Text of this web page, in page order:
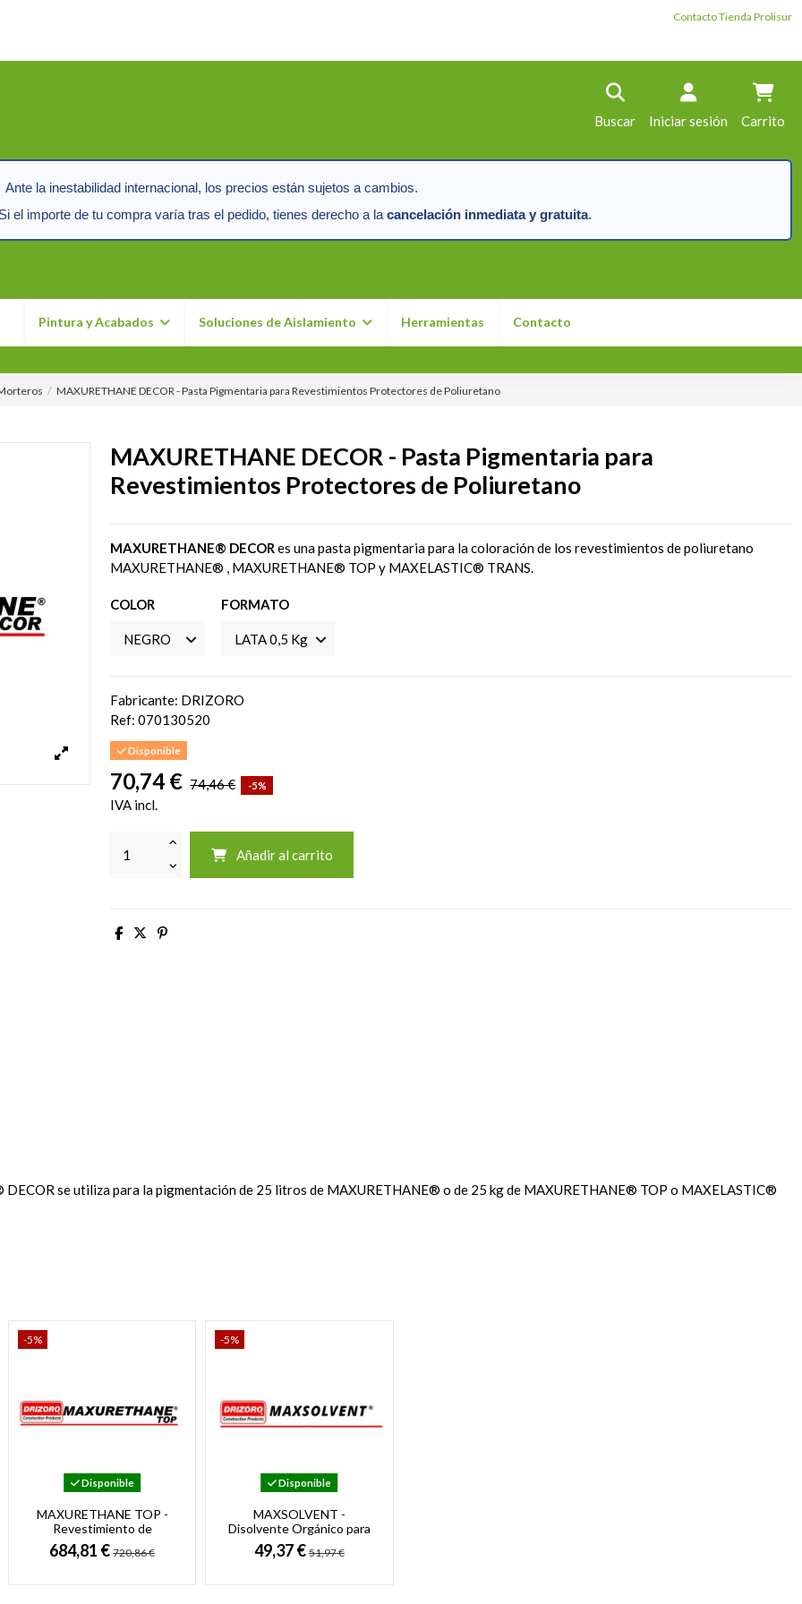
Contacto Tienda Prolisur
Buscar Iniciar sesión Carrito
Ante la inestabilidad internacional, los precios están sujetos a cambios.
el importe de tu compra varía tras el pedido, tienes derecho a la cancelación inmediata y gratuita.
Pintura y Acabados Soluciones de Aislamiento Herramientas Contacto
MAXURETHANE DECOR - Pasta Pigmentaria para Revestimientos Protectores de Poliuretano
MAXURETHANE DECOR - Pasta Pigmentaria para
Revestimientos Protectores de Poliuretano
MAXURETHANE® DECOR es una pasta pigmentaria para la coloración de los revestimientos de poliuretano
MAXURETHANE® , MAXURETHANE® TOP y MAXELASTIC® TRANS.
COLOR FORMATO
Fabricante: DRIZORO
Ref: 070130520
Disponible
70,74 € 74,46 € -5%
IVA incl.
Añadir al carrito
se utiliza para la pigmentación de 25 litros de MAXURETHANE® o de 25 kg de MAXURETHANE® TOP o MAXELASTIC®
-5%
Disponible
MAXURETHANE TOP -
Revestimiento de
Poliuretano Transparente
Protector de Hormigón y...
684,81 €720,86 €
-5%
Disponible
MAXSOLVENT -
Disolvente Orgánico para
Productos Drizoro
49,37 € 51,97 €